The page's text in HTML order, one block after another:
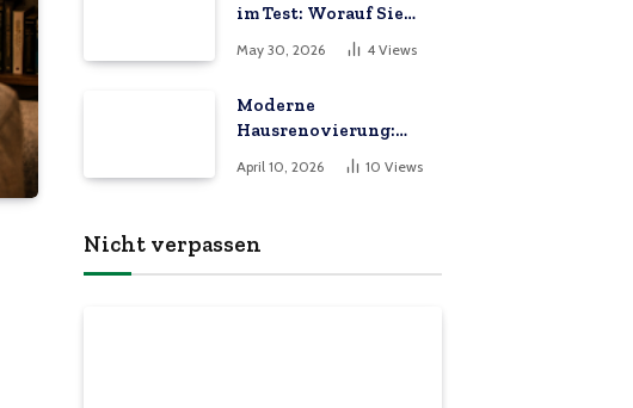
im Test: Worauf Sie
beim Kauf im Jahr 2026
achten müssen
May 30, 2026 4 Views
Moderne
Hausrenovierung:
Upgrades, in die es sich
zu investieren lohnt
April 10, 2026 10 Views
Nicht verpassen